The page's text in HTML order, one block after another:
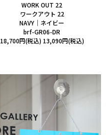
WORK OUT 22
ワークアウト 22
NAVY｜ネイビー
brf-GR06-DR
18,700円(税込) 13,090円(税込)